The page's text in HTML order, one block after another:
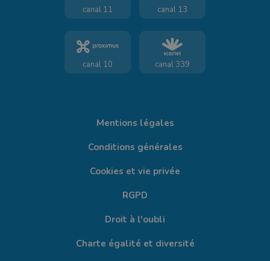
canal 11 canal 13
canal 10 canal 339
Mentions légales
Conditions générales
Cookies et vie privée
RGPD
Droit à l'oubli
Charte égalité et diversité